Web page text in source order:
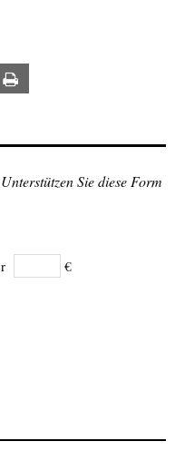
Sie diese Form
€